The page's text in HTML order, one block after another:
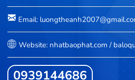
Email:
Website: nhatbaophat.com /
0939144686